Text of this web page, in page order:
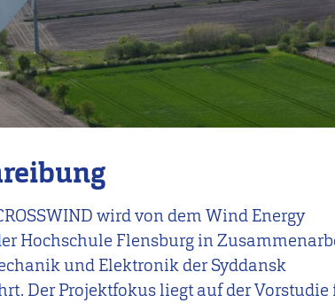
wird von dem Wind Energy
Hochschule Flensburg in
und Elektronik der Syddansk
Der Projektfokus liegt auf der Vorstudie